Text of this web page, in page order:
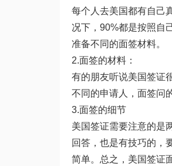
每个人去美国都有自己
况下，90%都是按照自
准备不同的面签材料。
2.面签的材料：
有的朋友听说美国签证
不同的申请人，面签问
3.面签的细节
美国签证需要注意的是
回答，也是有技巧的，
简单。总之，美国签证